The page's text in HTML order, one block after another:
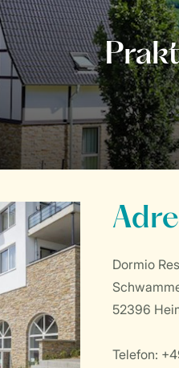
Dormio
52396
Telefon: